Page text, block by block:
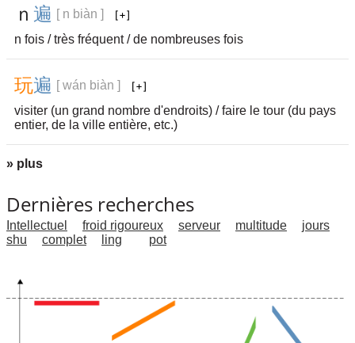
ｎ 遍 [ n biàn ]
n fois / très fréquent / de nombreuses fois
玩遍 [ wán biàn ]
visiter (un grand nombre d'endroits) / faire le tour (du pays
entier, de la ville entière, etc.)
» plus
Dernières recherches
Intellectuel froid rigoureux serveur multitude
jours
shu
complet ling pot